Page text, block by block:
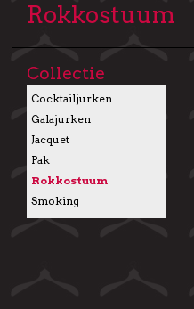
Rokkostuum
Collectie
Cocktailjurken
Galajurken
Jacquet
Pak
Rokkostuum
Smoking